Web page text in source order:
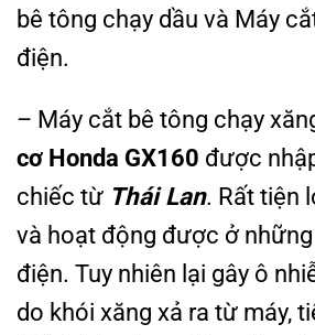
bê tông chạy dầu và Máy
điện.
– Máy cắt bê tông chạy
cơ Honda GX160 được
chiếc từ Thái Lan. Rất tiện
và hoạt động được ở
điện. Tuy nhiên lại gây ô
do khói xăng xả ra từ máy,